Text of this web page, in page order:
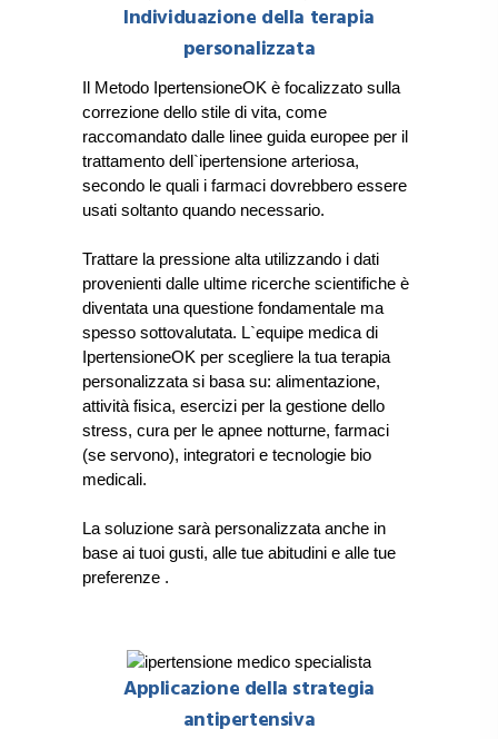
Individuazione della terapia
personalizzata
Il Metodo IpertensioneOK è focalizzato sulla
correzione dello stile di vita, come
raccomandato dalle linee guida europee per il
trattamento dell`ipertensione arteriosa,
secondo le quali i farmaci dovrebbero essere
usati soltanto quando necessario.
Trattare la pressione alta utilizzando i dati
provenienti dalle ultime ricerche scientifiche è
diventata una questione fondamentale ma
spesso sottovalutata. L`equipe medica di
IpertensioneOK per scegliere la tua terapia
personalizzata si basa su: alimentazione,
attività fisica, esercizi per la gestione dello
stress, cura per le apnee notturne, farmaci
(se servono), integratori e tecnologie bio
medicali.
La soluzione sarà personalizzata anche in
base ai tuoi gusti, alle tue abitudini e alle tue
preferenze .
Applicazione della strategia
antipertensiva